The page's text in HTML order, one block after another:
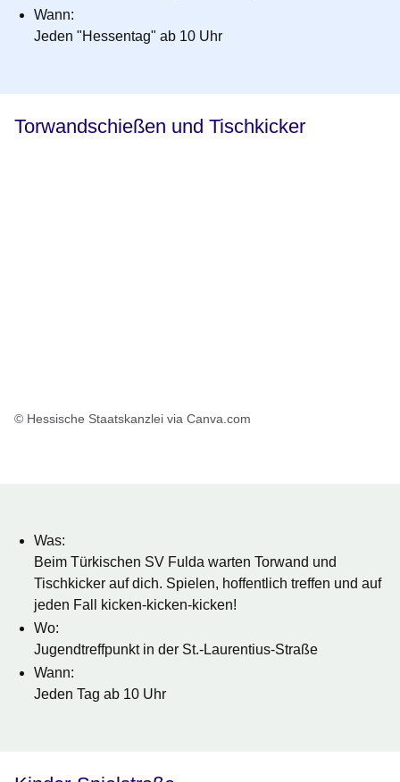
Wann:
Jeden "Hessentag" ab 10 Uhr
Torwandschießen und Tischkicker
© Hessische Staatskanzlei via Canva.com
Was:
Beim Türkischen SV Fulda warten Torwand und
Tischkicker auf dich. Spielen, hoffentlich treffen und auf
jeden Fall kicken-kicken-kicken!
Wo:
Jugendtreffpunkt in der St.-Laurentius-Straße
Wann:
Jeden Tag ab 10 Uhr